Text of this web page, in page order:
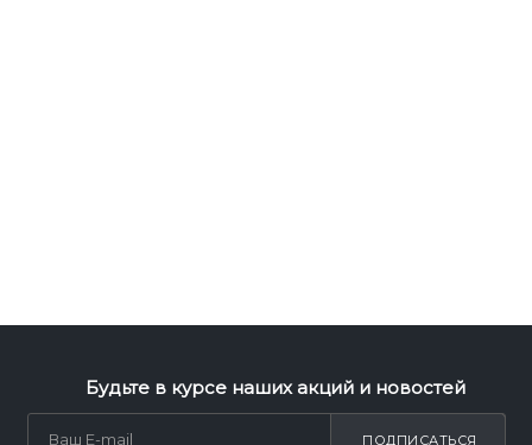
Будьте в курсе наших акций и новостей
ПОДПИСАТЬСЯ